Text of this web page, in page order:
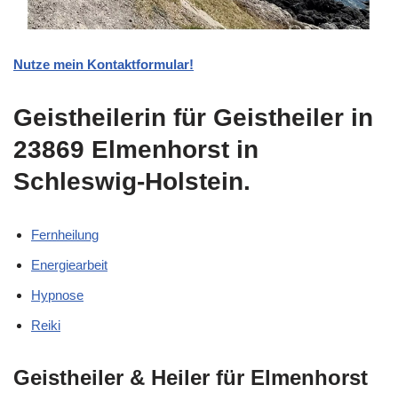
Nutze mein Kontaktformular!
Geistheilerin für Geistheiler in
23869 Elmenhorst in
Schleswig-Holstein.
Fernheilung
Energiearbeit
Hypnose
Reiki
Geistheiler & Heiler für Elmenhorst